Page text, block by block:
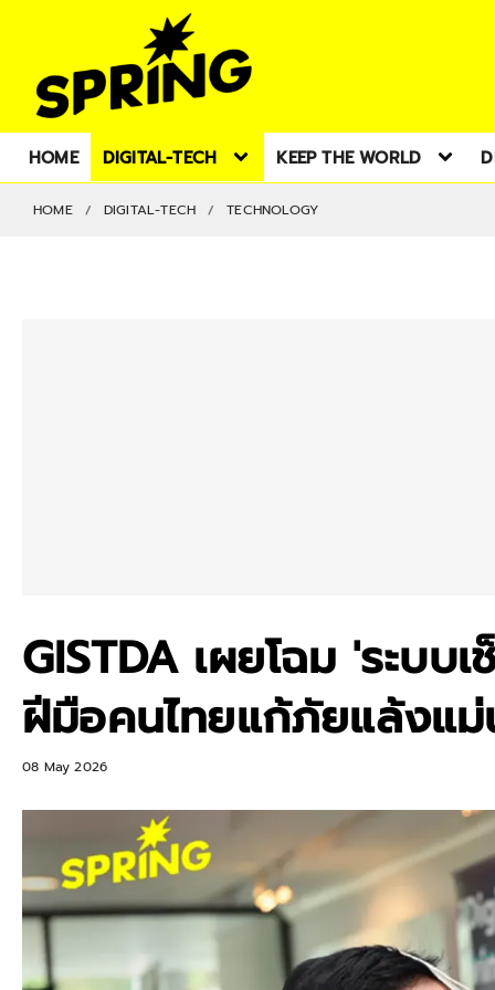
HOME DIGITAL-TECH KEEP THE WORLD
HOME DIGITAL-TECH TECHNOLOGY
GISTDA เผยโฉม 'ระบบ
ฝีมือคนไทยแก้ภัยแล้งแม่
08 May 2026